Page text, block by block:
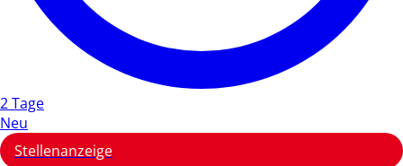
2 Tage
Neu
Stellenanzeige